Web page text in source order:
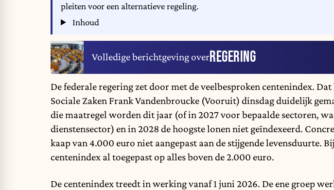
pleiten voor een alternatieve regeling.
Inhoud
Volledige berichtgeving overREGERING
De federale regering zet door met de veelbesproken centenindex.
Sociale Zaken Frank Vandenbroucke (Vooruit) dinsdag duidelijk
die maatregel worden dit jaar (of in 2027 voor bepaalde sectoren,
dienstensector) en in 2028 de hoogste lonen niet geïndexeerd.
kaap van 4.000 euro niet aangepast aan de stijgende levensduurte.
centenindex al toegepast op alles boven de 2.000 euro.
De centenindex treedt in werking vanaf 1 juni 2026. De ene groep